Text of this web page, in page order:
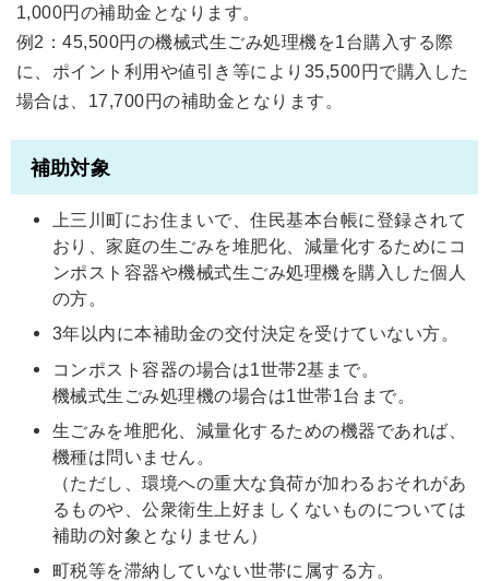
1,000円の補助金となります。
例2：45,500円の機械式生ごみ処理機を1台購入する際
に、ポイント利用や値引き等により35,500円で購入した
場合は、17,700円の補助金となります。
補助対象
上三川町にお住まいで、住民基本台帳に登録されて
おり、家庭の生ごみを堆肥化、減量化するためにコ
ンポスト容器や機械式生ごみ処理機を購入した個人
の方。
3年以内に本補助金の交付決定を受けていない方。
コンポスト容器の場合は1世帯2基まで。
機械式生ごみ処理機の場合は1世帯1台まで。
生ごみを堆肥化、減量化するための機器であれば、
機種は問いません。
（ただし、環境への重大な負荷が加わるおそれがあ
るものや、公衆衛生上好ましくないものについては
補助の対象となりません）
町税等を滞納していない世帯に属する方。